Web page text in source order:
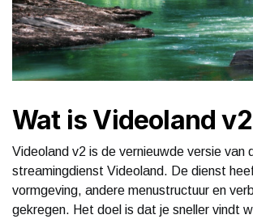
Wat is Videoland
Videoland v2 is de vernieuwde versie van
streamingdienst Videoland. De dienst
vormgeving, andere menustructuur en
gekregen. Het doel is dat je sneller vindt